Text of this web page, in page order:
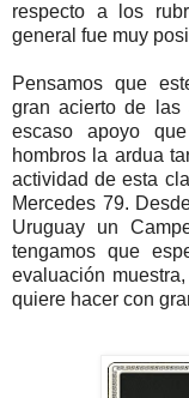
respecto a los
general fue muy
Pensamos que
gran acierto de las
escaso apoyo
hombros la ardua
actividad de esta
Mercedes 79.
Uruguay un
tengamos que
evaluación
quiere hacer con